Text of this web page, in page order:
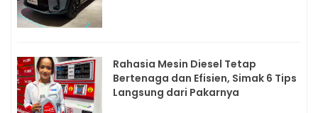
Rahasia Mesin Diesel Tetap
Bertenaga dan Efisien, Simak 6 Tips
Langsung dari Pakarnya